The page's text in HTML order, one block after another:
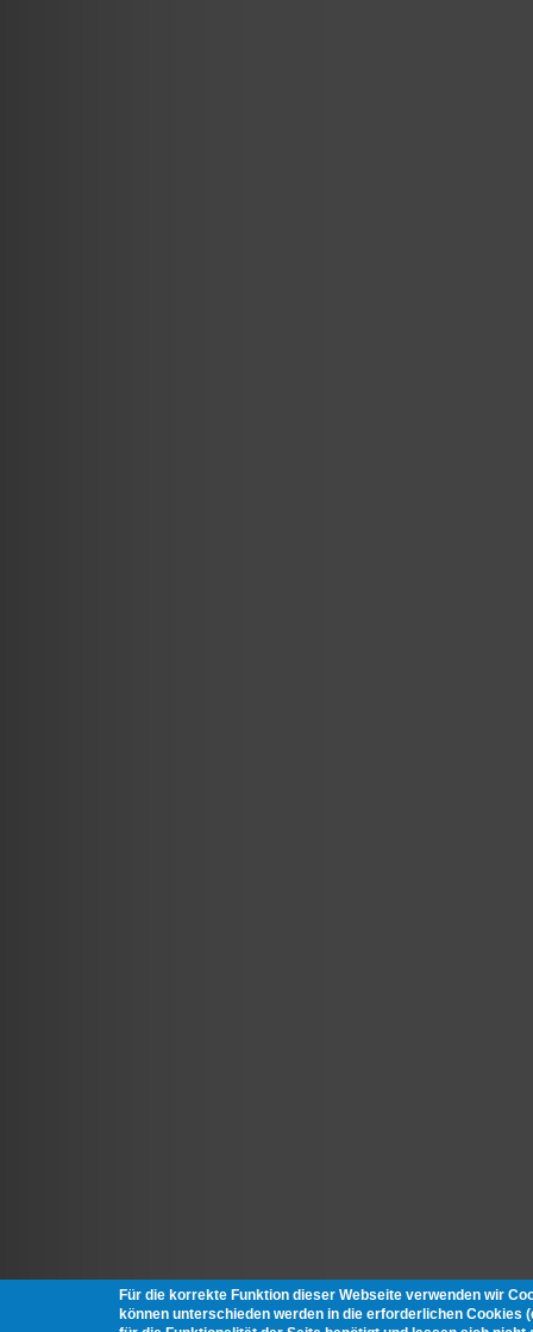
Für die korrekte Funktion dieser Webseite verwenden wir
können unterschieden werden in die erforderlichen Cookies